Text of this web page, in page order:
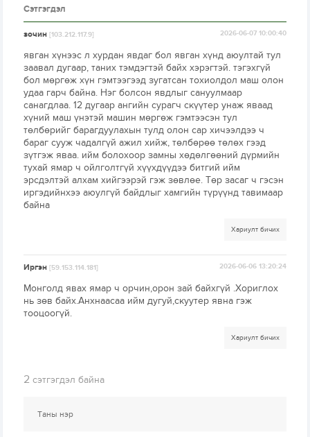
Сэтгэгдэл
зочин[103.212.117.9] 2026-06-07 10:00:40
явган хүнээс л хурдан явдаг бол явган хүнд аюултай тул
заавал дугаар, таних тэмдэгтэй байх хэрэгтэй. тэгэхгүй
бол мөргөж хүн гэмтээгээд зугатсан тохиолдол маш олон
удаа гарч байна. Нэг болсон явдлыг сануулмаар
санагдлаа. 12 дугаар ангийн сурагч скүүтер унаж яваад
хүний маш үнэтэй машин мөргөж гэмтээсэн тул
төлбөрийг барагдуулахын тулд олон сар хичээлдээ ч
бараг сууж чадалгүй ажил хийж, төлбөрөө төлөх гээд
зүтгэж яваа. ийм болохоор замны хөдөлгөөний дүрмийн
тухай ямар ч ойлголтгүй хүүхдүүдээ битгий ийм
эрсдэлтэй алхам хийгээрэй гэж зөвлөе. Төр засаг ч гэсэн
иргэдийнхээ аюулгүй байдлыг хамгийн түрүүнд тавимаар
байна
Хариулт бичих
Иргэн[59.153.114.181] 2026-06-06 13:20:24
Монголд явах ямар ч орчин,орон зай байхгүй .Хориглох
нь зөв байх.Анхнаасаа ийм дугуй,скуутер явна гэж
тооцоогүй.
Хариулт бичих
2 сэтгэгдэл байна